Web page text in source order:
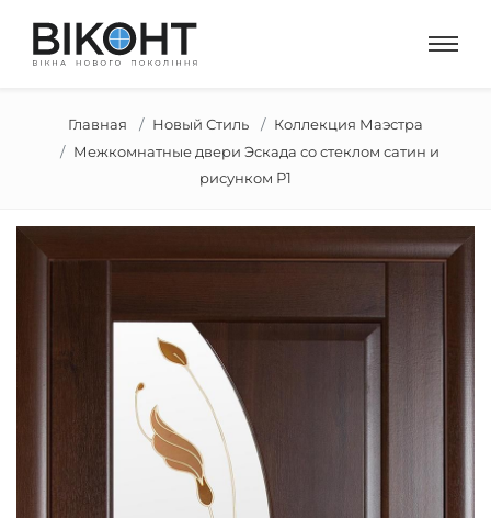
Главная Новый Стиль
Коллекция Маэстра
Межкомнатные двери Эскада со стеклом сатин и
рисунком Р1